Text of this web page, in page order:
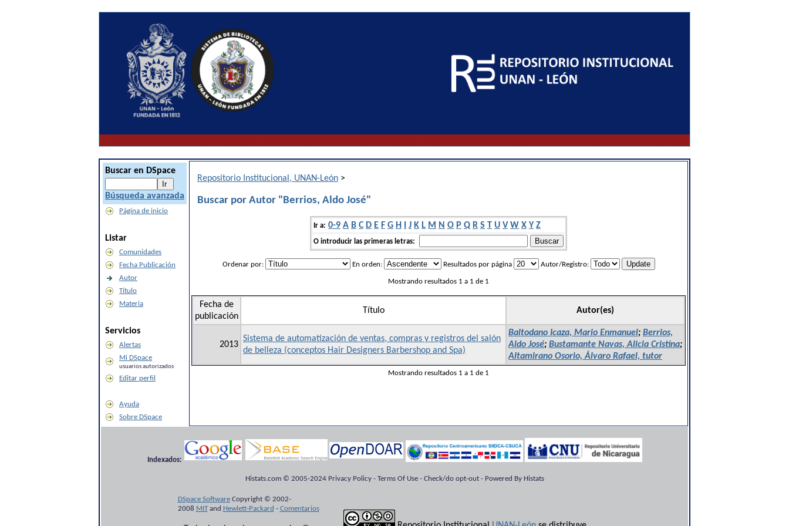
Buscar en DSpace
Búsqueda avanzada
Página de inicio
Listar
Comunidades
Fecha Publicación
Autor
Título
Materia
Servicios
Alertas
Mi DSpace
usuarios autorizados
Editar perfil
Ayuda
Sobre DSpace
Repositorio Institucional, UNAN-León >
Buscar por Autor "Berrios, Aldo José"
Ir a: 0-9 A B C D E F G H I J K L M N O P Q R S T U V W X Y Z
O introducir las primeras letras:
Ordenar por: En orden: Resultados por página Autor/Registro:
Mostrando resultados 1 a 1 de 1
Fecha de
publicación
Título Autor(es)
2013
Sistema de automatización de ventas, compras y registros del salón
de belleza (conceptos Hair Designers Barbershop and Spa)
Baltodano Icaza, Mario Enmanuel; Berrios,
Aldo José; Bustamante Navas, Alicia Cristina;
Altamirano Osorio, Álvaro Rafael, tutor
Mostrando resultados 1 a 1 de 1
Indexados:
Histats.com © 2005-2024 Privacy Policy - Terms Of Use - Check/do opt-out - Powered By Histats
DSpace SoftwareCopyright © 2002-
2008 MITand Hewlett-Packard - Comentarios